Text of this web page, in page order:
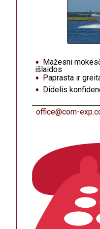
Mažesni
išlaidos
Paprasta ir
Didelis
office@com-